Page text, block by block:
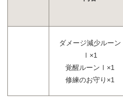
ダメージ減少ルーン
Ⅰ×1
覚醒ルーンⅠ×1
修練のお守り×1